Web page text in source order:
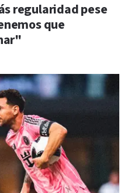
regularidad pese
que